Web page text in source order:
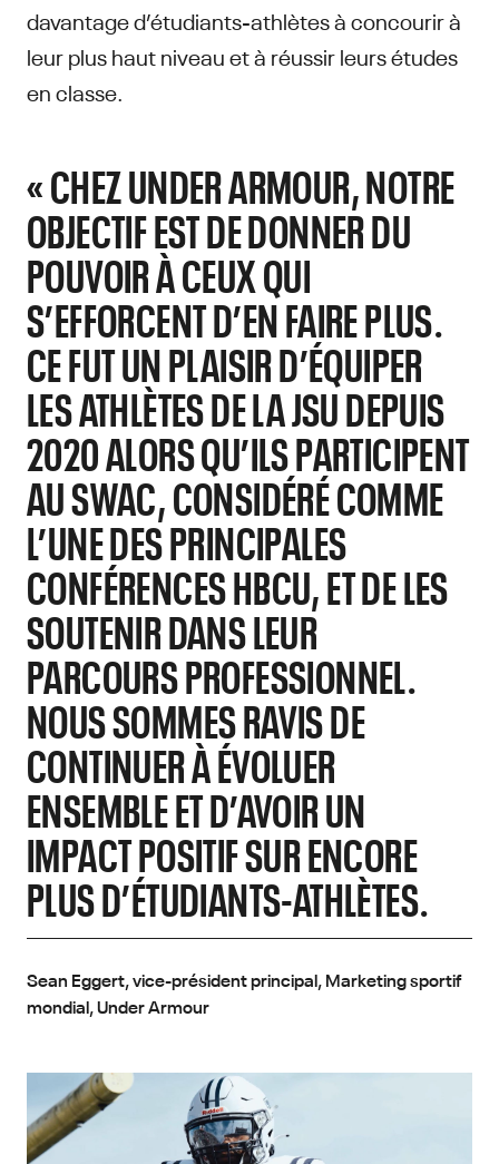
davantage d’étudiants-athlètes à concourir à
leur plus haut niveau et à réussir leurs études
en classe.
« CHEZ UNDER ARMOUR, NOTRE
OBJECTIF EST DE DONNER DU
POUVOIR À CEUX QUI
S’EFFORCENT D’EN FAIRE PLUS.
CE FUT UN PLAISIR D’ÉQUIPER
LES ATHLÈTES DE LA JSU DEPUIS
2020 ALORS QU’ILS PARTICIPENT
AU SWAC, CONSIDÉRÉ COMME
L’UNE DES PRINCIPALES
CONFÉRENCES HBCU, ET DE LES
SOUTENIR DANS LEUR
PARCOURS PROFESSIONNEL.
NOUS SOMMES RAVIS DE
CONTINUER À ÉVOLUER
ENSEMBLE ET D’AVOIR UN
IMPACT POSITIF SUR ENCORE
PLUS D’ÉTUDIANTS-ATHLÈTES.
Sean Eggert, vice-président principal, Marketing sportif
mondial, Under Armour